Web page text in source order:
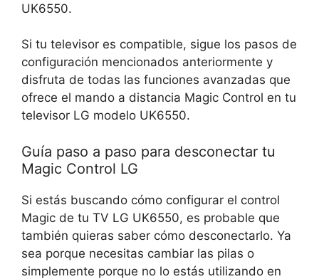
UK6550.
Si tu televisor es compatible, sigue los pasos de
configuración mencionados anteriormente y
disfruta de todas las funciones avanzadas que
ofrece el mando a distancia Magic Control en tu
televisor LG modelo UK6550.
Guía paso a paso para desconectar tu
Magic Control LG
Si estás buscando cómo configurar el control
Magic de tu TV LG UK6550, es probable que
también quieras saber cómo desconectarlo. Ya
sea porque necesitas cambiar las pilas o
simplemente porque no lo estás utilizando en